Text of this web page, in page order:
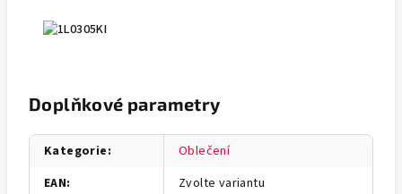
Doplňkové parametry
Kategorie:
Oblečení
EAN:
Zvolte variantu